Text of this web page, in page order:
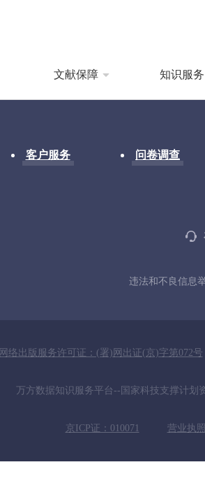
文献保障 知识服务
客户服务 问卷调查
违法和不良信息
网络出版服务许可证：(署)网出证(京)字第072号
万方数据知识服务平台--国家科技支撑计划
京ICP证：010071 营业执